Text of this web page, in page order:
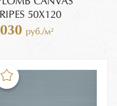
50X120
руб./м²